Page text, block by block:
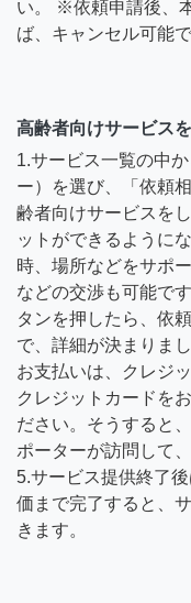
い。 ※依頼申請後、
ば、キャンセル可能で
高齢者向けサービス
1.サービス一覧の中
ー）を選び、「依頼
齢者向けサービスを
ットができるように
時、場所などをサポ
などの交渉も可能で
タンを押したら、依
で、詳細が決まりま
お支払いは、クレジ
クレジットカードを
ださい。そうすると
ポーターが訪問して
5.サービス提供終了
価まで完了すると、
きます。